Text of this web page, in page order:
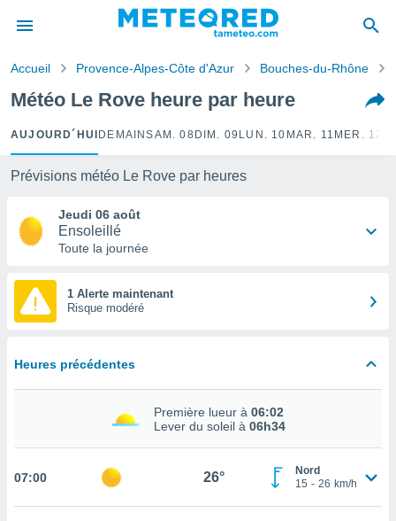
de
a
et
par le
ET
Accueil Provence-Alpes-Côte d'Azur Bouches-du-Rhône
Météo Le Rove heure par heure
AUJOURD´HUI DEMAINSAM. 08 DIM. 09 LUN. 10 MAR. 11 MER. 12
Prévisions météo Le Rove par heures
Jeudi 06 août
Ensoleillé
Toute la journée
1 Alerte maintenant
Risque modéré
Heures précédentes
Première lueur à 06:02
Lever du soleil à 06h34
07:00 26°
Nord
15 - 26 km/h